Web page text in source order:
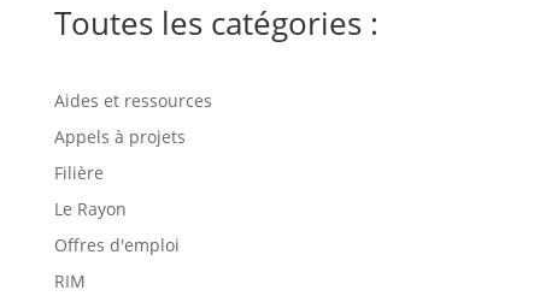
Toutes les catégories :
Aides et ressources
Appels à projets
Filière
Le Rayon
Offres d'emploi
RIM